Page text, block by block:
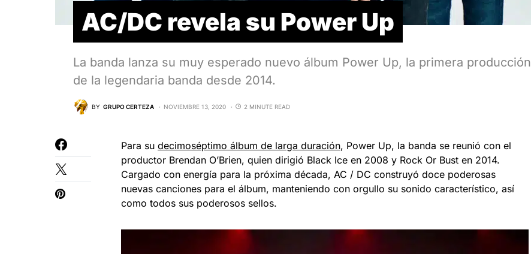
AC/DC revela su Power Up
La banda lanza su muy esperado nuevo álbum Power Up, la primera producción
de la legendaria banda desde 2014.
BY GRUPO CERTEZA NOVIEMBRE 13, 2020 2 MINUTE READ
Para su decimoséptimo álbum de larga duración, Power Up, la banda se reunió con el
productor Brendan O’Brien, quien dirigió Black Ice en 2008 y Rock Or Bust en 2014.
Cargado con energía para la próxima década, AC / DC construyó doce poderosas
nuevas canciones para el álbum, manteniendo con orgullo su sonido característico, así
como todos sus poderosos sellos.